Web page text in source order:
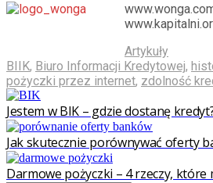
Artykuły
BIIK, Biuro Informacji Kredytowej,
pożyczki przez internet, zdolność
Jestem w BIK – gdzie dostanę
Jak skutecznie porównywać oferty
Darmowe pożyczki – 4 rzeczy, które